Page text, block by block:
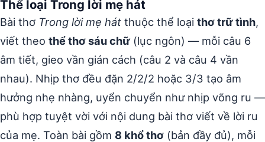
Thể loại Trong lời mẹ hát
Bài thơ Trong lời mẹ hát thuộc thể loại thơ trữ tình,
viết theo thể thơ sáu chữ (lục ngôn) — mỗi câu 6
âm tiết, gieo vần gián cách (câu 2 và câu 4 vần
nhau). Nhịp thơ đều đặn 2/2/2 hoặc 3/3 tạo âm
hưởng nhẹ nhàng, uyển chuyển như nhịp võng ru —
phù hợp tuyệt vời với nội dung bài thơ viết về lời ru
của mẹ. Toàn bài gồm 8 khổ thơ (bản đầy đủ), mỗi